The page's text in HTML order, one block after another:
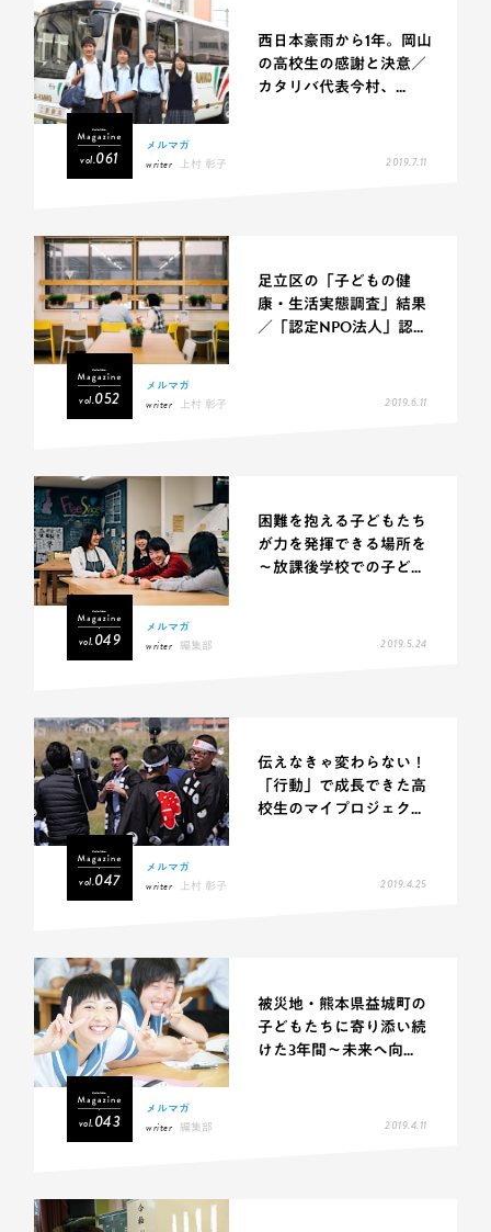
vol.061
西日本豪雨から1年。岡山
の高校生の感謝と決意／
カタリバ代表今村、...
メルマガ
writer
上村 彰子 2019.7.11
vol.052
足立区の「子どもの健
康・生活実態調査」結果
／「認定NPO法人」認...
メルマガ
writer
上村 彰子 2019.6.11
vol.049
困難を抱える子どもたち
が力を発揮できる場所を
～放課後学校での子ど...
メルマガ
writer
編集部 2019.5.24
vol.047
伝えなきゃ変わらない！
「行動」で成長できた高
校生のマイプロジェク...
メルマガ
writer
上村 彰子 2019.4.25
vol.043
被災地・熊本県益城町の
子どもたちに寄り添い続
けた3年間〜未来へ向...
メルマガ
writer
編集部 2019.4.11